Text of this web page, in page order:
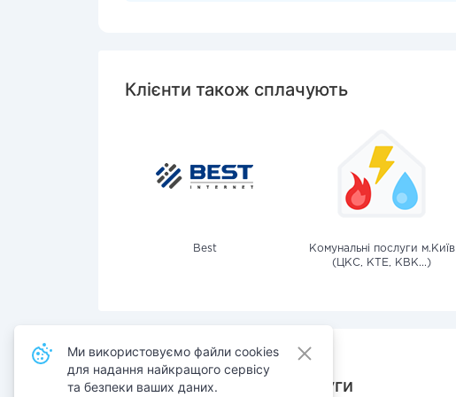
Клієнти також сплачують
Best
Комунальні послуги м.Київ
(ЦКС, КТЕ, КВК...)
Також сплачують послуги
Ми використовуємо файли cookies
для надання найкращого сервісу
та безпеки ваших даних.